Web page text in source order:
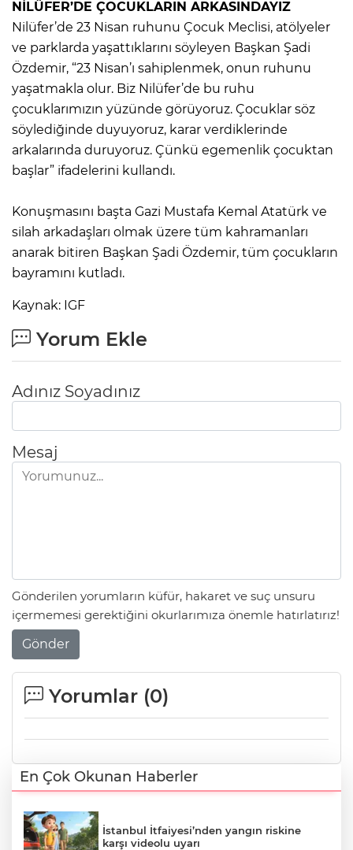
NİLÜFER’DE ÇOCUKLARIN ARKASINDAYIZ
Nilüfer’de 23 Nisan ruhunu Çocuk Meclisi, atölyeler
ve parklarda yaşattıklarını söyleyen Başkan Şadi
Özdemir, “23 Nisan’ı sahiplenmek, onun ruhunu
yaşatmakla olur. Biz Nilüfer’de bu ruhu
çocuklarımızın yüzünde görüyoruz. Çocuklar söz
söylediğinde duyuyoruz, karar verdiklerinde
arkalarında duruyoruz. Çünkü egemenlik çocuktan
başlar” ifadelerini kullandı.
Konuşmasını başta Gazi Mustafa Kemal Atatürk ve
silah arkadaşları olmak üzere tüm kahramanları
anarak bitiren Başkan Şadi Özdemir, tüm çocukların
bayramını kutladı.
Kaynak: IGF
Yorum Ekle
Adınız Soyadınız
Mesaj
Gönderilen yorumların küfür, hakaret ve suç unsuru
içermemesi gerektiğini okurlarımıza önemle hatırlatırız!
Gönder
Yorumlar (0)
En Çok Okunan Haberler
İstanbul İtfaiyesi’nden yangın riskine
karşı videolu uyarı